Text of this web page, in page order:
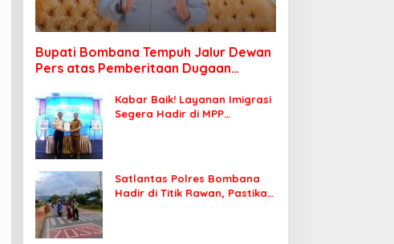
Bupati Bombana Tempuh Jalur Dewan
Pers atas Pemberitaan Dugaan
Kabar Baik! Layanan Imigrasi
Segera Hadir di MPP
Satlantas Polres Bombana
Hadir di Titik Rawan, Pastikan